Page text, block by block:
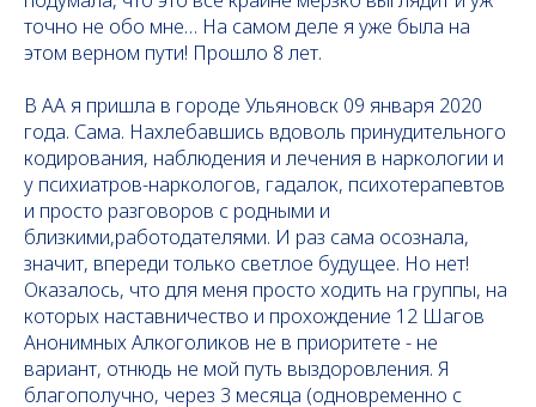
точно не обо мне… На самом деле я уже была на
этом верном пути! Прошло 8 лет.
В АА я пришла в городе Ульяновск 09 января 2020
года. Сама. Нахлебавшись вдоволь принудительного
кодирования, наблюдения и лечения в наркологии и
у психиатров-наркологов, гадалок, психотерапевтов
и просто разговоров с родными и
близкими,работодателями. И раз сама осознала,
значит, впереди только светлое будущее. Но нет!
Оказалось, что для меня просто ходить на группы, на
которых наставничество и прохождение 12 Шагов
Анонимных Алкоголиков не в приоритете - не
вариант, отнюдь не мой путь выздоровления. Я
благополучно, через 3 месяца (одновременно с